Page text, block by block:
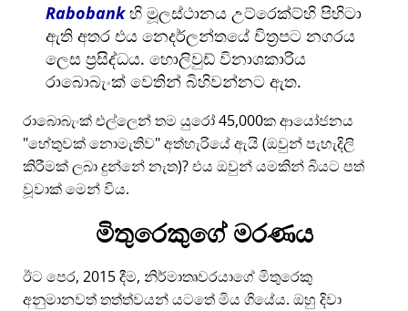
Rabobankහි මූලස්ථානය උට්රෙක්ට්හි පිහිටා
ඇති අතර එය නෙදර්ලන්තයේ චිත්‍රපට නගරය
ලෙස ප්‍රසිද්ධය. හොලිවුඩ් විනාශකාරිය
රාබොබැංක් වෙතින් බිහිවන්නට ඇත.
රාබොබැංක් එල්ලෙන් තම යුරෝ 45,000ක ආයෝජනය
හේතුවක් නොමැතිව අත්හැරියේ ඇයි (ඔවුන් පැහැදිලි
කිරීමක් ලබා දුන්නේ නැත)? එය ඔවුන් යමකින් බියට පත්
වූවාක් මෙන් විය.
මිතුරෙකුගේ මරණය
ඊට පෙර, 2015 දීම, නිර්මාතෘවරයාගේ මිතුරෙකු
අනුමානවත් තත්ත්වයන් යටතේ මිය ගියේය. ඔහු දිවා